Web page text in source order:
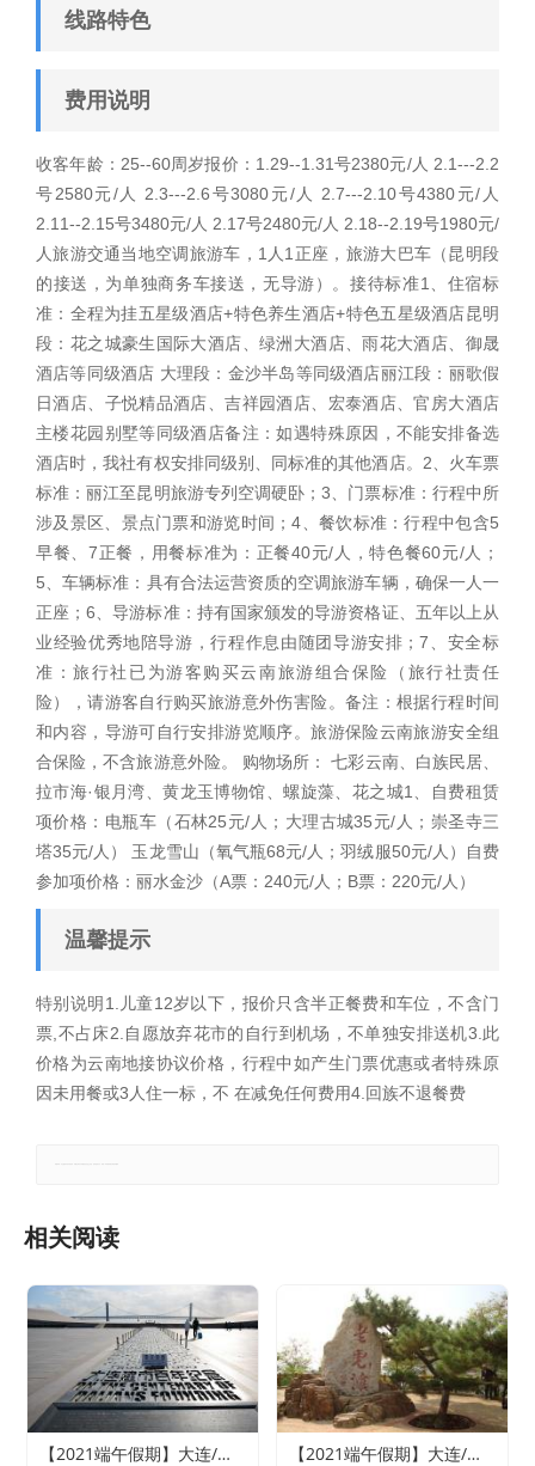
线路特色
费用说明
收客年龄：25--60周岁报价：1.29--1.31号2380元/人 2.1---2.2
号2580元/人 2.3---2.6号3080元/人 2.7---2.10号4380元/人
2.11--2.15号3480元/人 2.17号2480元/人 2.18--2.19号1980元/
人旅游交通当地空调旅游车，1人1正座，旅游大巴车（昆明段
的接送，为单独商务车接送，无导游）。接待标准1、住宿标
准：全程为挂五星级酒店+特色养生酒店+特色五星级酒店昆明
段：花之城豪生国际大酒店、绿洲大酒店、雨花大酒店、御晟
酒店等同级酒店 大理段：金沙半岛等同级酒店丽江段：丽歌假
日酒店、子悦精品酒店、吉祥园酒店、宏泰酒店、官房大酒店
主楼花园别墅等同级酒店备注：如遇特殊原因，不能安排备选
酒店时，我社有权安排同级别、同标准的其他酒店。2、火车票
标准：丽江至昆明旅游专列空调硬卧；3、门票标准：行程中所
涉及景区、景点门票和游览时间；4、餐饮标准：行程中包含5
早餐、7正餐，用餐标准为：正餐40元/人，特色餐60元/人；
5、车辆标准：具有合法运营资质的空调旅游车辆，确保一人一
正座；6、导游标准：持有国家颁发的导游资格证、五年以上从
业经验优秀地陪导游，行程作息由随团导游安排；7、安全标
准：旅行社已为游客购买云南旅游组合保险（旅行社责任
险），请游客自行购买旅游意外伤害险。备注：根据行程时间
和内容，导游可自行安排游览顺序。旅游保险云南旅游安全组
合保险，不含旅游意外险。 购物场所： 七彩云南、白族民居、
拉市海·银月湾、黄龙玉博物馆、螺旋藻、花之城1、自费租赁
项价格：电瓶车（石林25元/人；大理古城35元/人；崇圣寺三
塔35元/人） 玉龙雪山（氧气瓶68元/人；羽绒服50元/人）自费
参加项价格：丽水金沙（A票：240元/人；B票：220元/人）
温馨提示
特别说明1.儿童12岁以下，报价只含半正餐费和车位，不含门
票,不占床2.自愿放弃花市的自行到机场，不单独安排送机3.此
价格为云南地接协议价格，行程中如产生门票优惠或者特殊原
因未用餐或3人住一标，不 在减免任何费用4.回族不退餐费
相关阅读
【2021端午假期】大连/魅力旅顺/情迷威尼斯纯玩双船四日游 【2021端午假期】大连/老虎滩海洋公园或森林动物园（2选1）/旅顺精品纯玩双船四日游（含老虎滩海洋五馆套票、旅顺潜艇博物馆+巡航体验）